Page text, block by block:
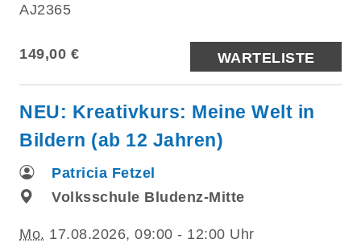
AJ2365
149,00 € WARTELISTE
NEU: Kreativkurs: Meine Welt in
Bildern (ab 12 Jahren)
Patricia Fetzel
Volksschule Bludenz-Mitte
Mo. 17.08.2026, 09:00 - 12:00 Uhr